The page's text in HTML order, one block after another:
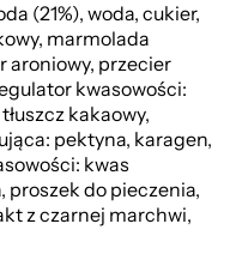
(21%), woda, cukier,
marmolada
aroniowy, przecier
kwasowości:
kakaowy,
pektyna, karagen,
kwas
do pieczenia,
z czarnej marchwi,